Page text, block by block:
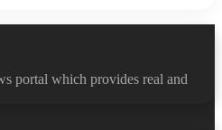
portal which provides real and